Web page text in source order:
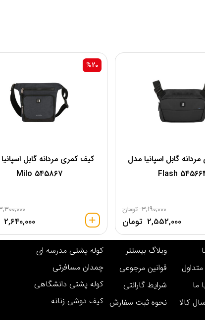
گابل اسپانیا مدل
545664
3,190,000 تومان
2,552,000 تومان
کیف کمری مردانه گابل
545867 Milo
%20
2,640,000
ما
کالا
وبلاگ بیستتر
قوانین مرجوعی
شرایط گارانتی
نحوه ثبت سفارش
کوله پشتی مدرسه ای
چمدان مسافرتی
کوله پشتی دانشگاهی
کیف دوشی زنانه